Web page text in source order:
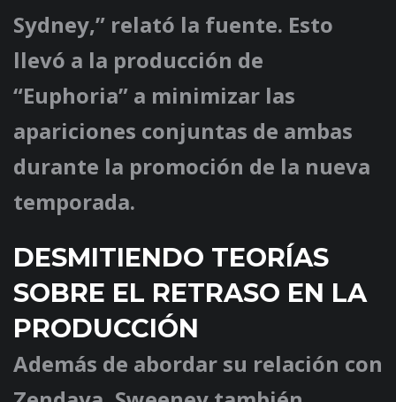
Sydney,” relató la fuente. Esto
llevó a la producción de
“Euphoria” a minimizar las
apariciones conjuntas de ambas
durante la promoción de la nueva
temporada.
DESMITIENDO TEORÍAS
SOBRE EL RETRASO EN LA
PRODUCCIÓN
Además de abordar su relación con